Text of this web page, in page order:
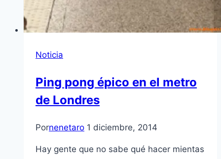
Noticia
Ping pong épico en el metro
de Londres
Pornenetaro 1 diciembre, 2014
Hay gente que no sabe qué hacer mientas